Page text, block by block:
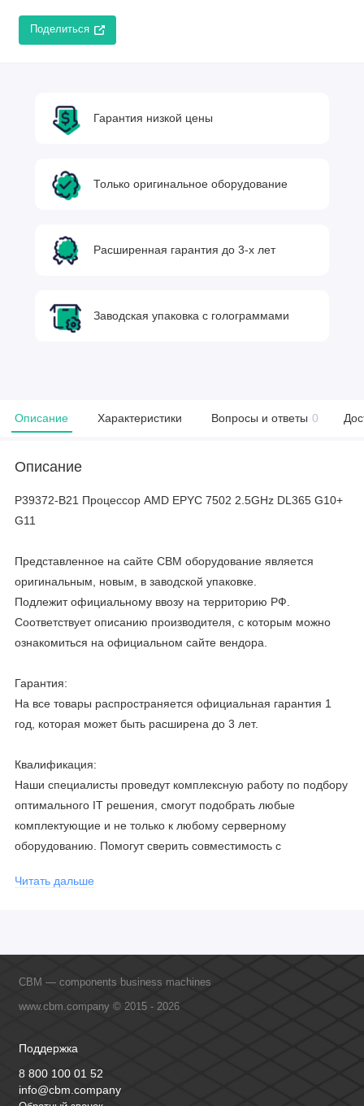
Поделиться
Гарантия низкой цены
Только оригинальное оборудование
Расширенная гарантия до 3-х лет
Заводская упаковка с голограммами
Описание Характеристики Вопросы и ответы 0
Описание
P39372-B21 Процессор AMD EPYC 7502 2.5GHz DL365 G10+
G11
Представленное на сайте CBM оборудование является
оригинальным, новым, в заводской упаковке.
Подлежит официальному ввозу на территорию РФ.
Соответствует описанию производителя, с которым можно
ознакомиться на официальном сайте вендора.
Гарантия:
На все товары распространяется официальная гарантия 1
год, которая может быть расширена до 3 лет.
Квалификация:
Наши специалисты проведут комплексную работу по подбору
оптимального IT решения, смогут подобрать любые
комплектующие и не только к любому серверному
оборудованию. Помогут сверить совместимость с
официальными производителями и проводим регулярное
Читать дальше
CBM — components business machines
www.cbm.company © 2015 - 2026
Поддержка
8 800 100 01 52
info@cbm.company